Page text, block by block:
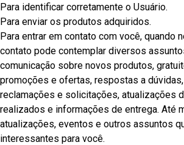
Para identificar corretamente o Usuário.
Para enviar os produtos adquiridos.
Para entrar em contato com você, quando
contato pode contemplar diversos
comunicação sobre novos produtos,
promoções e ofertas, respostas a
reclamações e solicitações, atualizações
realizados e informações de entrega. Até
atualizações, eventos e outros assuntos
interessantes para você.